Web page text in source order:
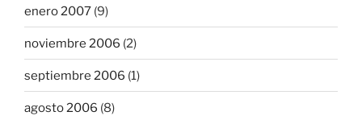
enero 2007 (9)
noviembre 2006 (2)
septiembre 2006 (1)
agosto 2006 (8)